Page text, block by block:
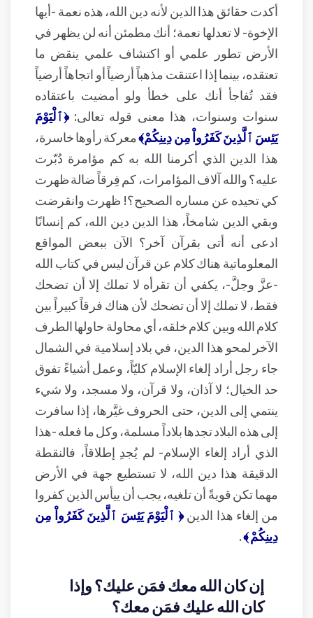
أكدت حقائق هذا الدين لأنه دين الله، هذه نعمة -أيها
الإخوة- لا تعدلها نعمة؛ أنك مطمئن أنه لن يظهر في
الأرض تطور علمي أو اكتشاف علمي ينقض ما
تعتقده، بينما إذا اعتنقت مذهباً أرضياً أو اتجاهاً أرضياً
فقد تُفاجأ أنك على خطأ ولو أمضيت باعتقاده
سنوات وسنوات، هذا معنى قوله تعالى: ﴿ٱلْيَوْمَ
يَئِسَ ٱلَّذِينَ كَفَرُواْ مِن دِينِكُمْ﴾معركة رأوها خاسرة،
هذا الدين الذي أكرمنا الله به كم مؤامرة دُبّرت
عليه؟ والله آلاف المؤامرات، كم فِرقاً ضالة ظهرت
كي تحيده عن مساره الصحيح؟! ظهرت وانقرضت
وبقي الدين شامخاً، هذا الدين دين الله، كم إنسانًا
ادعى أنه أتى بقرآن آخر؟ الآن ببعض المواقع
المعلوماتية هناك كلام عن قرآن ليس في كتاب الله
-عزَّ وجلَّ-، يكفي أن تقرأه لا تملك إلا أن تضحك
فقط، لا تملك إلا أن تضحك لأن هناك فرقاً كبيراً بين
كلام الله وبين كلام خلقه، أي محاولة حاولها الطرف
الآخر لمحو هذا الدين، في بلاد إسلامية في الشمال
جاء رجل أراد إلغاء الإسلام كليّاً، وعمل أشياءً تفوق
حد الخيال؛ لا آذان، ولا قرآن، ولا مسجد، ولا شيء
ينتمي إلى الدين، حتى الحروف غيَّرها، إذا سافرت
إلى هذه البلاد تجدها بلاداً مسلمة، وكل ما فعله -هذا
الذي أراد إلغاء الإسلام- لم يُجدِ إطلاقاً، فالنقطة
الدقيقة هذا دين الله، لا تستطيع جهة في الأرض
مهما تكن قويةً أن تلغيه، يجب أن ييأس الذين كفروا
من إلغاء هذا الدين﴿ ٱلْيَوْمَ يَئِسَ ٱلَّذِينَ كَفَرُواْ مِن
دِينِكُمْ ﴾.
إن كان الله معك فمَن عليك؟ وإذا
كان الله عليك فمَن معك؟